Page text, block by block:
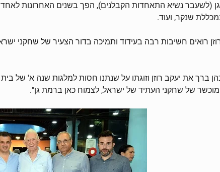
(לשעבר נשיא התאחדות הקבלנים), הפך בשנים האחרונות לאחד
שנקר, ועוד.
רואים חשיבות רבה בעידוד ותמיכה בדור הצעיר של שחקני
ברך את יעקב רוזן וזוגתו על שנתנו חסות למלגות שנה א' של
של שחקני העתיד של ישראל, לצמוח כאן ברמת גן".